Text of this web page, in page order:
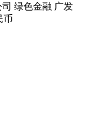
绿色金融 广发
币